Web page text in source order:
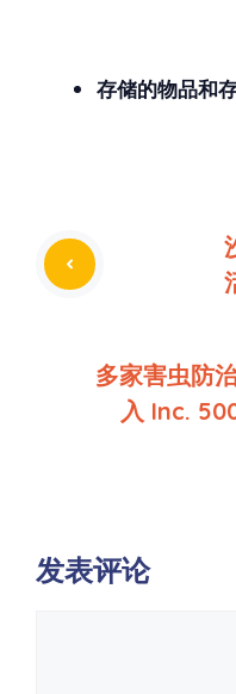
存储的物品和
多家害虫防
入 Inc.
发表评论